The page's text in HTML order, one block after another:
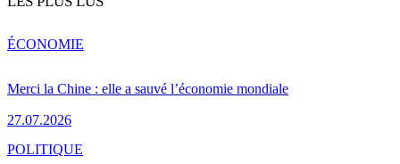
Merci la Chine : elle a sauvé l’économie mondiale
27.07.2026
ÉCONOMIE
POLITIQUE